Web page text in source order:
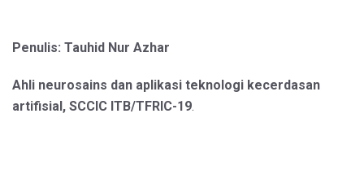
Penulis: Tauhid Nur Azhar
Ahli neurosains dan aplikasi teknologi kecerdasan
artifisial, SCCIC ITB/TFRIC-19.